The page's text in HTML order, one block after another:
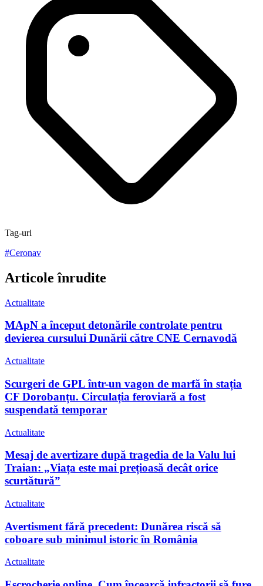
Tag-uri
#Ceronav
Articole înrudite
Actualitate
MApN a început detonările controlate pentru
devierea cursului Dunării către CNE Cernavodă
Actualitate
Scurgeri de GPL într-un vagon de marfă în stația
CF Dorobanțu. Circulația feroviară a fost
suspendată temporar
Actualitate
Mesaj de avertizare după tragedia de la Valu lui
Traian: „Viața este mai prețioasă decât orice
scurtătură”
Actualitate
Avertisment fără precedent: Dunărea riscă să
coboare sub minimul istoric în România
Actualitate